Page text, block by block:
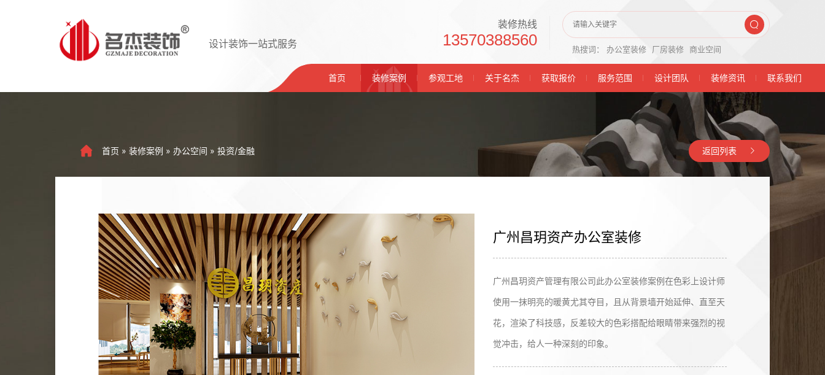
设计装饰一站式服务
装修热线
13570388560 热搜词： 办公室装修 厂房装修 商业空间
首页 装修案例 参观工地 关于名杰 获取报价 服务范围 设计团队 装修资讯 联系我们
首页 » 装修案例 » 办公空间 » 投资/金融 返回列表
广州昌玥资产办公室装修
广州昌玥资产管理有限公司此办公室装修案例在色彩上设计师
使用一抹明亮的暖黄尤其夺目，且从背景墙开始延伸、直至天
花，渲染了科技感，反差较大的色彩搭配给眼睛带来强烈的视
觉冲击，给人一种深刻的印象。